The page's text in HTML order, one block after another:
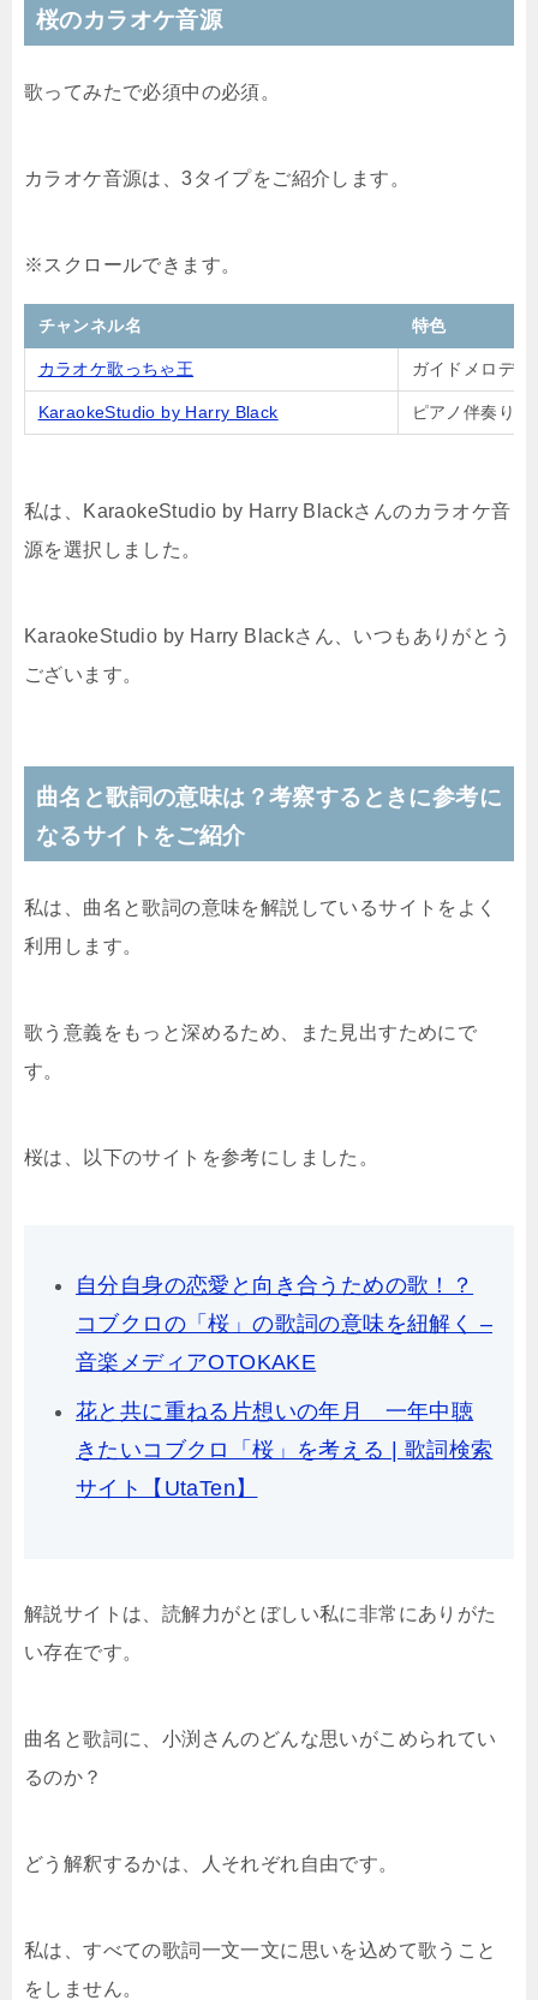
桜のカラオケ音源
歌ってみたで必須中の必須。
カラオケ音源は、3タイプをご紹介します。
チャンネル名 特色
カラオケ歌っちゃ王 ガイドメロディ
KaraokeStudio by Harry Black ピアノ伴奏り
私は、KaraokeStudio by Harry Blackさんのカラオケ音
源を選択しました。
KaraokeStudio by Harry Blackさん、いつもありがとう
ございます。
曲名と歌詞の意味は？考察するときに参考に
なるサイトをご紹介
私は、曲名と歌詞の意味を解説しているサイトをよく
利用します。
歌う意義をもっと深めるため、また見出すためにで
す。
桜は、以下のサイトを参考にしました。
自分自身の恋愛と向き合うための歌！？
コブクロの「桜」の歌詞の意味を紐解く –
音楽メディアOTOKAKE
花と共に重ねる片想いの年月 一年中聴
きたいコブクロ「桜」を考える | 歌詞検索
サイト【UtaTen】
解説サイトは、読解力がとぼしい私に非常にありがた
い存在です。
曲名と歌詞に、小渕さんのどんな思いがこめられてい
るのか？
どう解釈するかは、人それぞれ自由です。
私は、すべての歌詞一文一文に思いを込めて歌うこと
をしません。